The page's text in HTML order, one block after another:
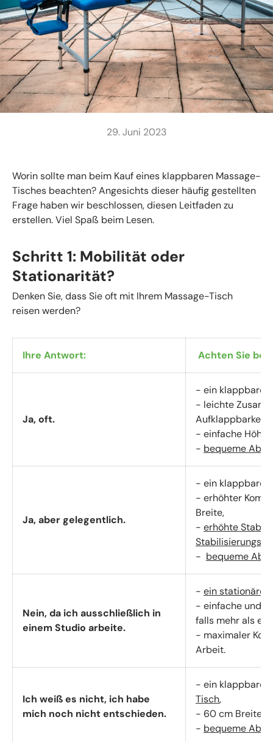
29. Juni 2023
Worin sollte man beim Kauf eines klappbaren Massage-
Tisches beachten? Angesichts dieser häufig gestellten
Frage haben wir beschlossen, diesen Leitfaden zu
erstellen. Viel Spaß beim Lesen.
Schritt 1: Mobilität oder
Stationarität?
Denken Sie, dass Sie oft mit Ihrem Massage-Tisch
reisen werden?
Ihre Antwort: Achten Sie bei
Ja, oft.
- ein klappbarer
- leichte
Aufklappbarkeit
- einfache
- bequeme
Ja, aber gelegentlich.
- ein klappbarer
- erhöhter
Breite,
- erhöhte
- bequeme
Nein, da ich ausschließlich in
einem Studio arbeite.
- ein stationärer
- einfache und
falls mehr als
- maximaler
Arbeit.
Ich weiß es nicht, ich habe
mich noch nicht entschieden.
- ein klappbarer,
Tisch,
- 60 cm Breite
- bequeme